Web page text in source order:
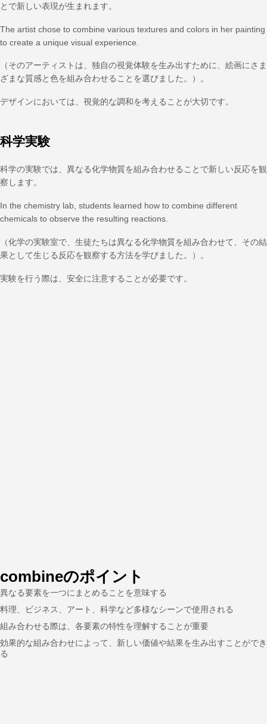
とで新しい表現が生まれます。
The artist chose to combine various textures and colors in her painting
to create a unique visual experience.
（そのアーティストは、独自の視覚体験を生み出すために、絵画にさま
ざまな質感と色を組み合わせることを選びました。）。
デザインにおいては、視覚的な調和を考えることが大切です。
科学実験
科学の実験では、異なる化学物質を組み合わせることで新しい反応を観
察します。
In the chemistry lab, students learned how to combine different
chemicals to observe the resulting reactions.
（化学の実験室で、生徒たちは異なる化学物質を組み合わせて、その結
果として生じる反応を観察する方法を学びました。）。
実験を行う際は、安全に注意することが必要です。
combineのポイント
異なる要素を一つにまとめることを意味する
料理、ビジネス、アート、科学など多様なシーンで使用される
組み合わせる際は、各要素の特性を理解することが重要
効果的な組み合わせによって、新しい価値や結果を生み出すことができ
る